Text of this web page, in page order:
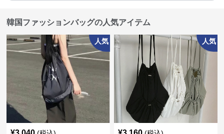
韓国ファッションバッグの人気アイテム
人気 人気